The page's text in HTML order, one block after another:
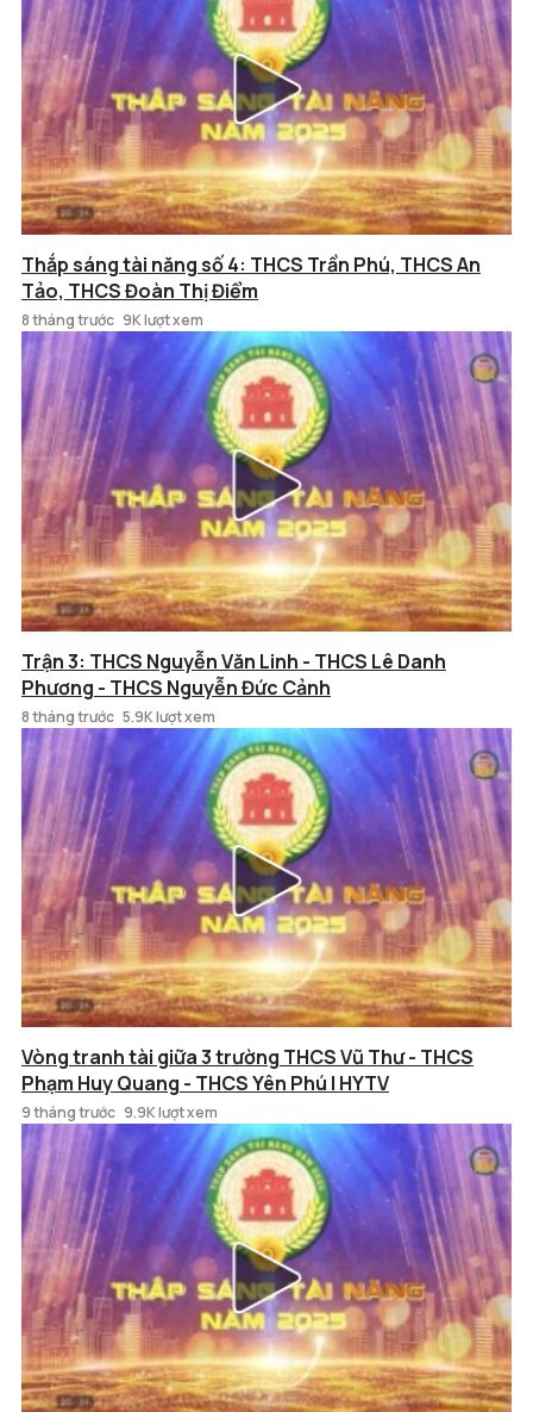
Thắp sáng tài năng số 4: THCS Trần Phú, THCS An
Tảo, THCS Đoàn Thị Điểm
8 tháng trước 9K lượt xem
Trận 3: THCS Nguyễn Văn Linh - THCS Lê Danh
Phương - THCS Nguyễn Đức Cảnh
8 tháng trước 5.9K lượt xem
Vòng tranh tài giữa 3 trường THCS Vũ Thư - THCS
Phạm Huy Quang - THCS Yên Phú | HYTV
9 tháng trước 9.9K lượt xem